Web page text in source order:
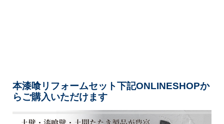
本漆喰リフォームセット下記ONLINESHOPか
らご購入いただけます